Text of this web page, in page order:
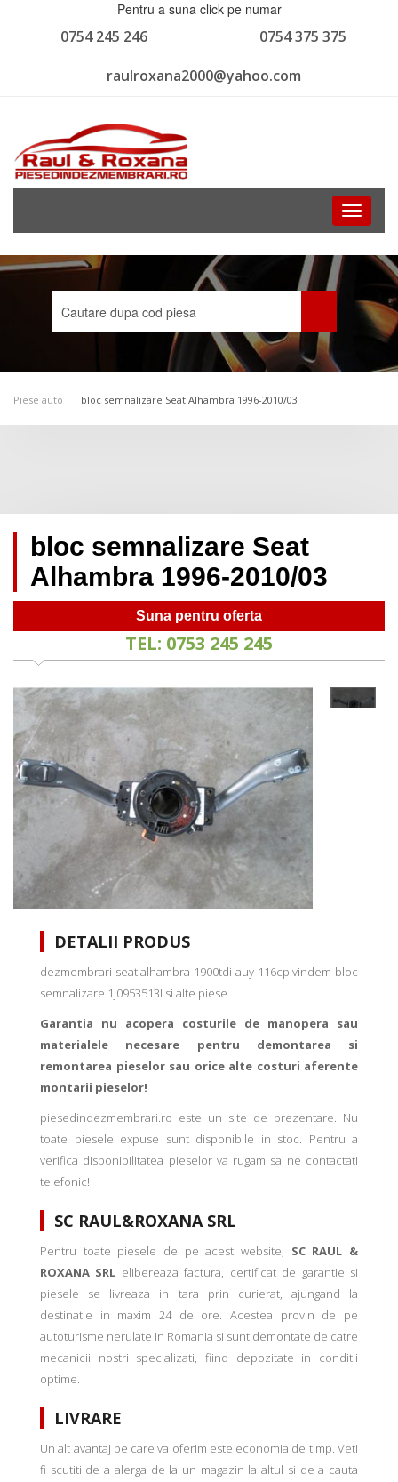
Pentru a suna click pe numar
0754 375 375
0754 245 246
raulroxana2000@yahoo.com
Toggle
Piese auto bloc semnalizare Seat Alhambra 1996-2010/03
bloc semnalizare Seat
Alhambra 1996-2010/03
Suna pentru oferta
TEL: 0753 245 245
DETALII PRODUS
dezmembrari seat alhambra 1900tdi auy 116cp vindem bloc
semnalizare 1j0953513l si alte piese
Garantia nu acopera costurile de manopera sau
materialele necesare pentru demontarea si
remontarea pieselor sau orice alte costuri aferente
montarii pieselor!
piesedindezmembrari.ro este un site de prezentare. Nu
toate piesele expuse sunt disponibile in stoc. Pentru a
verifica disponibilitatea pieselor va rugam sa ne contactati
telefonic!
SC RAUL&ROXANA SRL
Pentru toate piesele de pe acest website, SC RAUL &
ROXANA SRL elibereaza factura, certificat de garantie si
piesele se livreaza in tara prin curierat, ajungand la
destinatie in maxim 24 de ore. Acestea provin de pe
autoturisme nerulate in Romania si sunt demontate de catre
mecanicii nostri specializati, fiind depozitate in conditii
optime.
LIVRARE
Un alt avantaj pe care va oferim este economia de timp. Veti
fi scutiti de a alerga de la un magazin la altul si de a cauta